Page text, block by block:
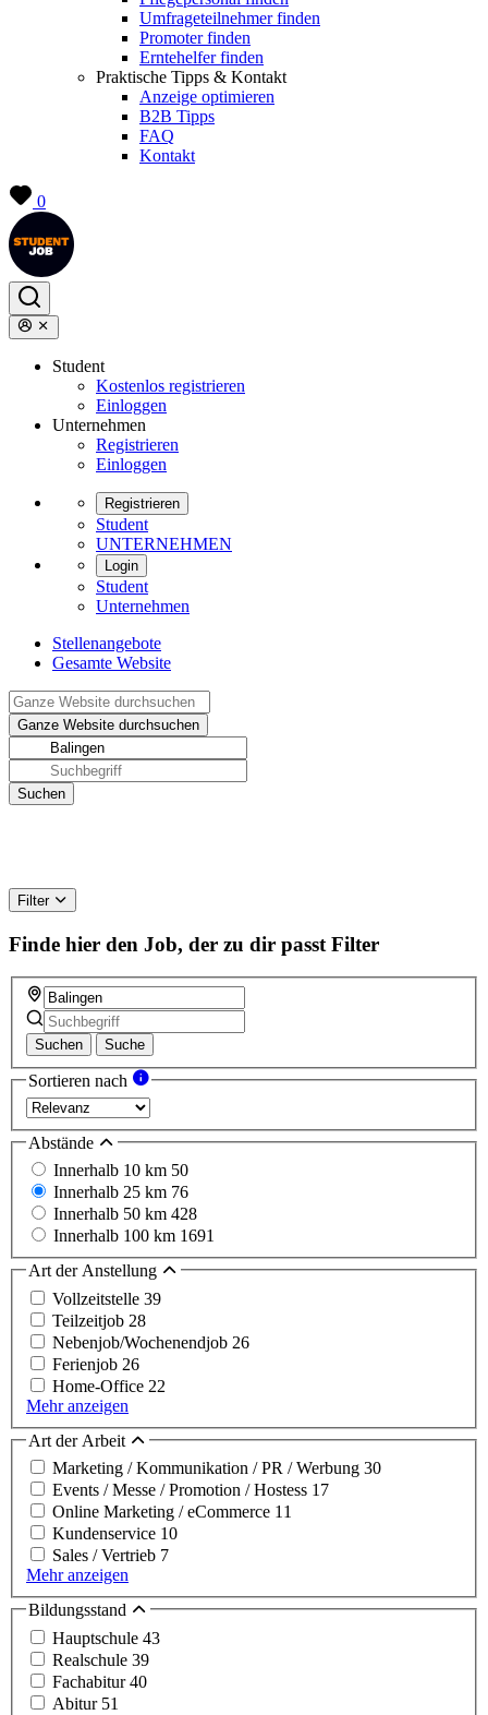
Umfrageteilnehmer finden
Promoter finden
Erntehelfer finden
Praktische Tipps & Kontakt
Anzeige optimieren
B2B Tipps
FAQ
Kontakt
0
Student
Kostenlos registrieren
Einloggen
Unternehmen
Registrieren
Einloggen
Registrieren
Student
UNTERNEHMEN
Login
Student
Unternehmen
Stellenangebote
Gesamte Website
Filter
Finde hier den Job, der zu dir passt Filter
Suchen Suche
Sortieren nach
Abstände
Innerhalb 10 km 50
Innerhalb 25 km 76
Innerhalb 50 km 428
Innerhalb 100 km 1691
Art der Anstellung
Vollzeitstelle 39
Teilzeitjob 28
Nebenjob/Wochenendjob 26
Ferienjob 26
Home-Office 22
Mehr anzeigen
Art der Arbeit
Marketing / Kommunikation / PR / Werbung 30
Events / Messe / Promotion / Hostess 17
Online Marketing / eCommerce 11
Kundenservice 10
Sales / Vertrieb 7
Mehr anzeigen
Bildungsstand
Hauptschule 43
Realschule 39
Fachabitur40
Abitur 51